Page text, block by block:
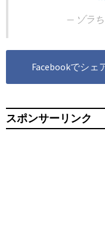
— ゾラち
Facebookでシェ
スポンサーリンク